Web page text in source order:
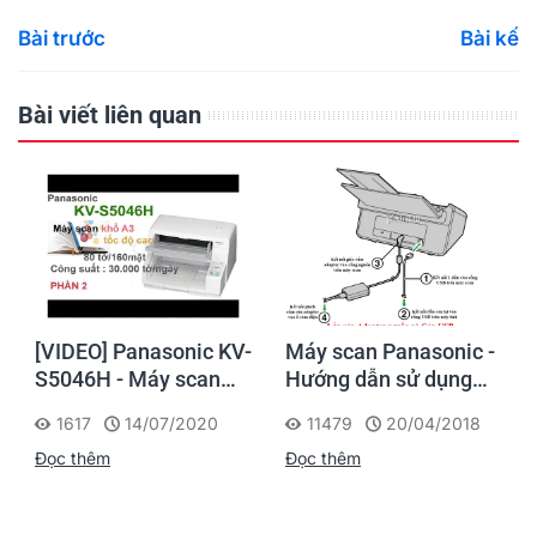
Bài trước Bài kế
Bài viết liên quan
[VIDEO] Panasonic KV-
S5046H - Máy scan
độ cao & khay nạp
ADF 300 trang
1617
14/07/2020
Đọc thêm
Máy scan Panasonic -
Hướng dẫn sử dụng
11479
20/04/2018
Đọc thêm